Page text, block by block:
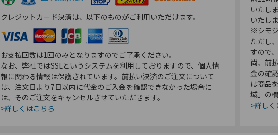
クレジットカード決済は、以下のものがご利用いただけます。
お支払回数は1回のみとなりますのでご了承ください。
なお、弊社ではSSLというシステムを利用しておりますので、個人情
報に関わる情報は保護されています。前払い決済のご注文について
は、注文日より7日以内に代金のご入金を確認できなかった場合に
は、そのご注文をキャンセルさせていただきます。
>詳しくはこちら
いたし
いたし
※シモ
ただし
すので
尚、前
金の確
は商品
域」の
>詳し